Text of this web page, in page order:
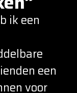
ik een
een
voor